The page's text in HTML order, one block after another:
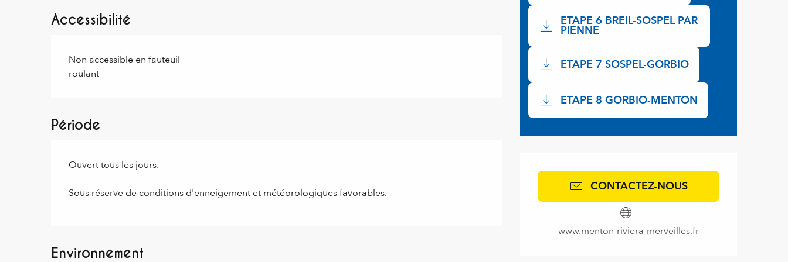
ETAPE 6 BREIL-SOSPEL PAR
PIENNE
ETAPE 7 SOSPEL-GORBIO
ETAPE 8 GORBIO-MENTON
Ouverture et coordonnées
CONTACTEZ-NOUS
www.menton-riviera-merveilles.fr
Accessibilité
Non accessible en fauteuil
roulant
Période
Ouvert tous les jours.
Sous réserve de conditions d'enneigement et météorologiques favorables.
Environnement